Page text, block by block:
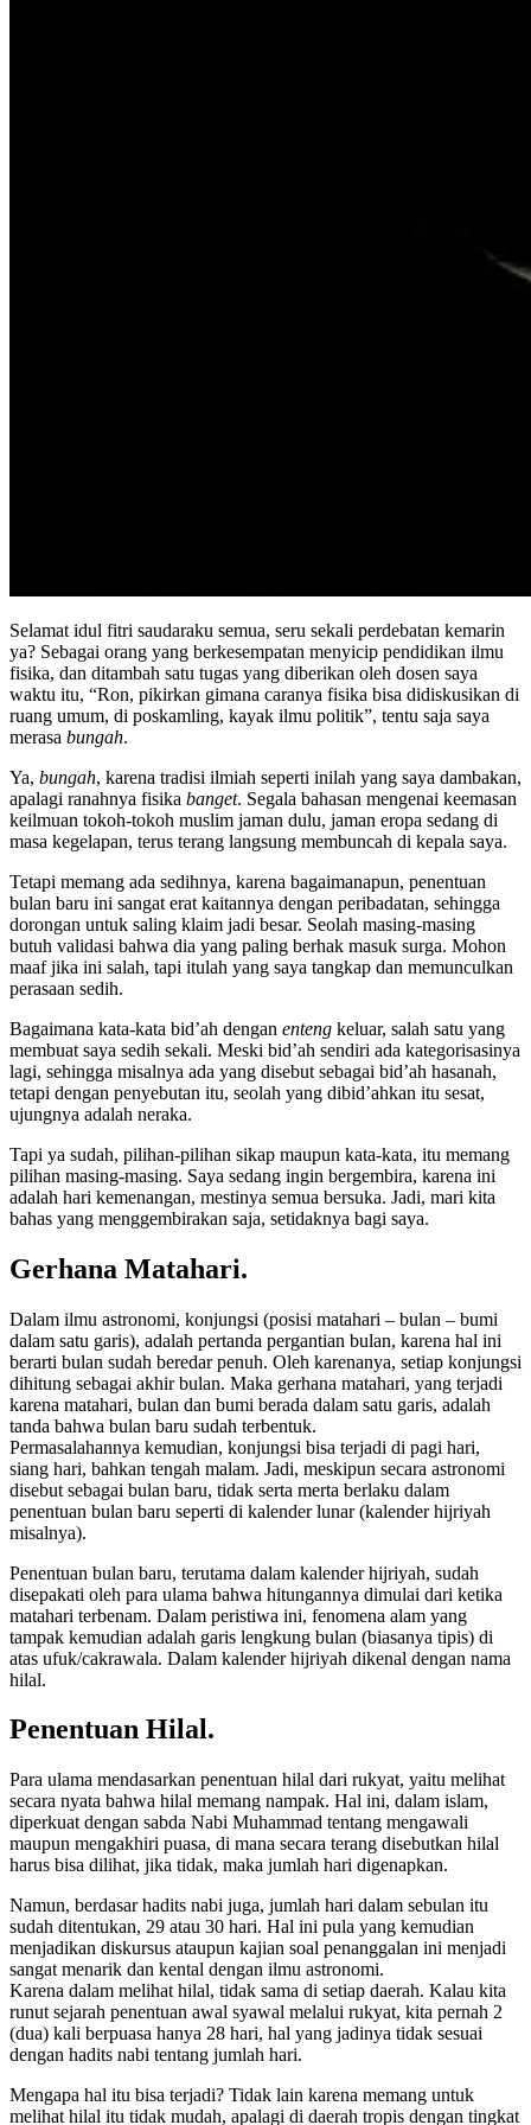
Selamat idul fitri saudaraku semua, seru sekali perdebatan kemarin
ya? Sebagai orang yang berkesempatan menyicip pendidikan ilmu
fisika, dan ditambah satu tugas yang diberikan oleh dosen saya
waktu itu, “Ron, pikirkan gimana caranya fisika bisa didiskusikan di
ruang umum, di poskamling, kayak ilmu politik”, tentu saja saya
merasa bungah.
Ya, bungah, karena tradisi ilmiah seperti inilah yang saya dambakan,
apalagi ranahnya fisika banget. Segala bahasan mengenai keemasan
keilmuan tokoh-tokoh muslim jaman dulu, jaman eropa sedang di
masa kegelapan, terus terang langsung membuncah di kepala saya.
Tetapi memang ada sedihnya, karena bagaimanapun, penentuan
bulan baru ini sangat erat kaitannya dengan peribadatan, sehingga
dorongan untuk saling klaim jadi besar. Seolah masing-masing
butuh validasi bahwa dia yang paling berhak masuk surga. Mohon
maaf jika ini salah, tapi itulah yang saya tangkap dan memunculkan
perasaan sedih.
Bagaimana kata-kata bid’ah dengan enteng keluar, salah satu yang
membuat saya sedih sekali. Meski bid’ah sendiri ada kategorisasinya
lagi, sehingga misalnya ada yang disebut sebagai bid’ah hasanah,
tetapi dengan penyebutan itu, seolah yang dibid’ahkan itu sesat,
ujungnya adalah neraka.
Tapi ya sudah, pilihan-pilihan sikap maupun kata-kata, itu memang
pilihan masing-masing. Saya sedang ingin bergembira, karena ini
adalah hari kemenangan, mestinya semua bersuka. Jadi, mari kita
bahas yang menggembirakan saja, setidaknya bagi saya.
Gerhana Matahari.
Dalam ilmu astronomi, konjungsi (posisi matahari – bulan – bumi
dalam satu garis), adalah pertanda pergantian bulan, karena hal ini
berarti bulan sudah beredar penuh. Oleh karenanya, setiap konjungsi
dihitung sebagai akhir bulan. Maka gerhana matahari, yang terjadi
karena matahari, bulan dan bumi berada dalam satu garis, adalah
tanda bahwa bulan baru sudah terbentuk.
Permasalahannya kemudian, konjungsi bisa terjadi di pagi hari,
siang hari, bahkan tengah malam. Jadi, meskipun secara astronomi
disebut sebagai bulan baru, tidak serta merta berlaku dalam
penentuan bulan baru seperti di kalender lunar (kalender hijriyah
misalnya).
Penentuan bulan baru, terutama dalam kalender hijriyah, sudah
disepakati oleh para ulama bahwa hitungannya dimulai dari ketika
matahari terbenam. Dalam peristiwa ini, fenomena alam yang
tampak kemudian adalah garis lengkung bulan (biasanya tipis) di
atas ufuk/cakrawala. Dalam kalender hijriyah dikenal dengan nama
hilal.
Penentuan Hilal.
Para ulama mendasarkan penentuan hilal dari rukyat, yaitu melihat
secara nyata bahwa hilal memang nampak. Hal ini, dalam islam,
diperkuat dengan sabda Nabi Muhammad tentang mengawali
maupun mengakhiri puasa, di mana secara terang disebutkan hilal
harus bisa dilihat, jika tidak, maka jumlah hari digenapkan.
Namun, berdasar hadits nabi juga, jumlah hari dalam sebulan itu
sudah ditentukan, 29 atau 30 hari. Hal ini pula yang kemudian
menjadikan diskursus ataupun kajian soal penanggalan ini menjadi
sangat menarik dan kental dengan ilmu astronomi.
Karena dalam melihat hilal, tidak sama di setiap daerah. Kalau kita
runut sejarah penentuan awal syawal melalui rukyat, kita pernah 2
(dua) kali berpuasa hanya 28 hari, hal yang jadinya tidak sesuai
dengan hadits nabi tentang jumlah hari.
Mengapa hal itu bisa terjadi? Tidak lain karena memang untuk
melihat hilal itu tidak mudah, apalagi di daerah tropis dengan tingkat